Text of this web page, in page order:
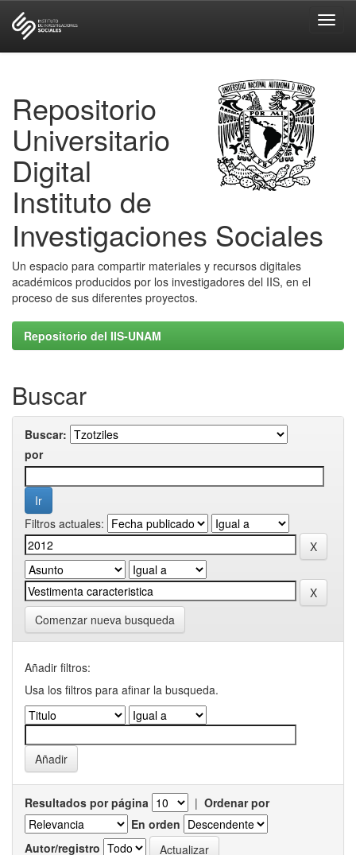
Repositorio
Universitario
Digital
Instituto de
Investigaciones Sociales
Un espacio para compartir materiales y recursos digitales
académicos producidos por los investigadores del IIS, en el
proceso de sus diferentes proyectos.
Repositorio del IIS-UNAM
Buscar
Buscar:
por
Filtros actuales:
Comenzar nueva busqueda
Añadir filtros:
Usa los filtros para afinar la busqueda.
Resultados por página | Ordenar por
En orden
Autor/registro